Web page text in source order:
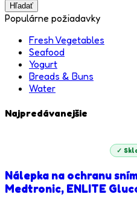
Hľadať
Populárne požiadavky
Fresh Vegetables
Seafood
Yogurt
Breads & Buns
Water
Najpredávanejšie
✓
Nálepka na ochranu
Medtronic, ENLITE